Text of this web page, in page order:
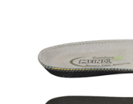
hviezdičiek.